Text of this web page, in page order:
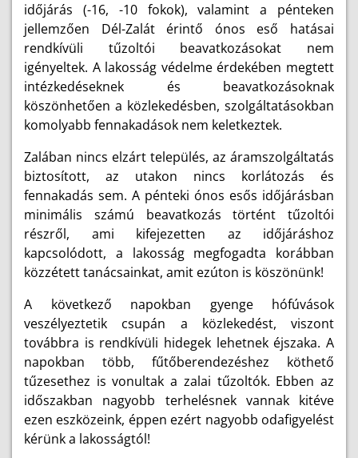
időjárás (-16, -10 fokok), valamint a pénteken
jellemzően Dél-Zalát érintő ónos eső hatásai
rendkívüli tűzoltói beavatkozásokat nem
igényeltek. A lakosság védelme érdekében megtett
intézkedéseknek és beavatkozásoknak
köszönhetően a közlekedésben, szolgáltatásokban
komolyabb fennakadások nem keletkeztek.
Zalában nincs elzárt település, az áramszolgáltatás
biztosított, az utakon nincs korlátozás és
fennakadás sem. A pénteki ónos esős időjárásban
minimális számú beavatkozás történt tűzoltói
részről, ami kifejezetten az időjáráshoz
kapcsolódott, a lakosság megfogadta korábban
közzétett tanácsainkat, amit ezúton is köszönünk!
A következő napokban gyenge hófúvások
veszélyeztetik csupán a közlekedést, viszont
továbbra is rendkívüli hidegek lehetnek éjszaka. A
napokban több, fűtőberendezéshez köthető
tűzesethez is vonultak a zalai tűzoltók. Ebben az
időszakban nagyobb terhelésnek vannak kitéve
ezen eszközeink, éppen ezért nagyobb odafigyelést
kérünk a lakosságtól!